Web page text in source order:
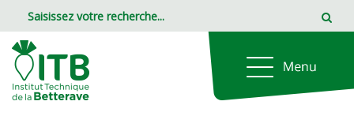
Panneau de gestion des cookies